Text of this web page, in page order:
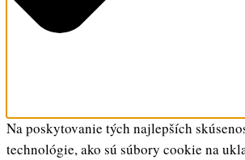
Na poskytovanie tých najlepších
technológie, ako sú súbory cookie na